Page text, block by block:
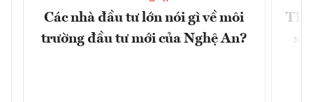
Các nhà đầu tư lớn nói gì về môi
trường đầu tư mới của Nghệ An?